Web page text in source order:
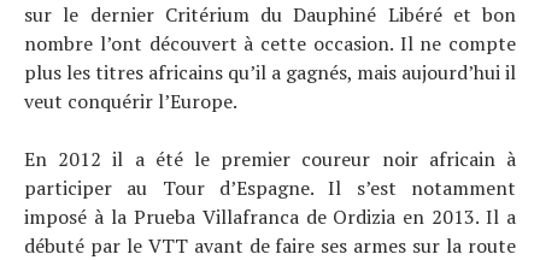
sur le dernier Critérium du Dauphiné Libéré et bon
nombre l’ont découvert à cette occasion. Il ne compte
plus les titres africains qu’il a gagnés, mais aujourd’hui il
veut conquérir l’Europe.
En 2012 il a été le premier coureur noir africain à
participer au Tour d’Espagne. Il s’est notamment
imposé à la Prueba Villafranca de Ordizia en 2013. Il a
débuté par le VTT avant de faire ses armes sur la route